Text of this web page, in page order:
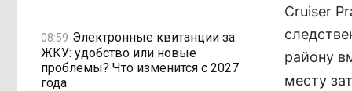
08:59 Электронные квитанции за
ЖКУ: удобство или новые
проблемы? Что изменится с 2027
года
Cruiser
району
месту